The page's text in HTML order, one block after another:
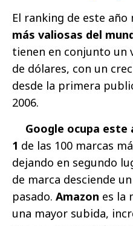
El ranking de este año
más valiosas del
tienen en conjunto un
de dólares, con un
desde la primera
2006.
Google ocupa este
1 de las 100 marcas
dejando en segundo
de marca desciende
pasado. Amazon es la
una mayor subida,